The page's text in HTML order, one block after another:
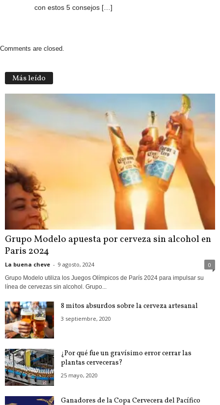
con estos 5 consejos […]
Comments are closed.
Más leído
Grupo Modelo apuesta por cerveza sin alcohol en
Paris 2024
La buena cheve - 9 agosto, 2024 0
Grupo Modelo utiliza los Juegos Olímpicos de París 2024 para impulsar su
línea de cervezas sin alcohol. Grupo...
8 mitos absurdos sobre la cerveza artesanal
3 septiembre, 2020
¿Por qué fue un gravísimo error cerrar las
plantas cerveceras?
25 mayo, 2020
Ganadores de la Copa Cervecera del Pacífico